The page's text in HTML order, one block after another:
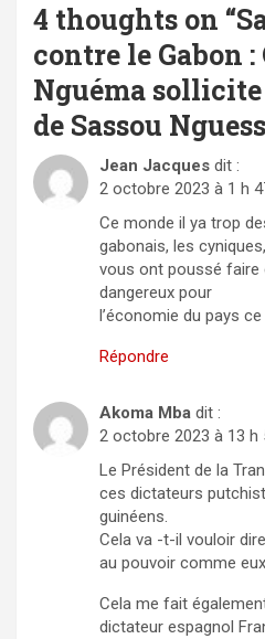
4 thoughts on “
contre le Gabon
Nguéma
de Sassou
Jean Jacques dit :
2 octobre 2023 à 1 h
Ce monde il ya trop
gabonais, les
vous ont poussé faire
dangereux pour
l’économie du pays
Répondre
Akoma Mba dit :
2 octobre 2023 à 13 h
Le Président de la
ces dictateurs
guinéens.
Cela va -t-il vouloir
au pouvoir comme
Cela me fait
dictateur espagnol